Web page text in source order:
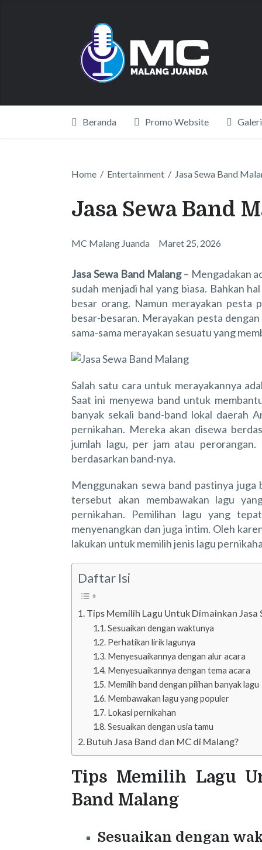
Beranda Promo Website Galeri
Home / Entertainment / Jasa Sewa Band
Jasa Sewa Band
MC Malang Juanda Maret 25, 2026
Jasa Sewa Band Malang– Mengadakan
sudah menjadi hal yang biasa. Bahkan
besar orang. Namun merayakan pesta
besar-besaran. Merayakan pesta
sama-sama merayakan sesuatu yang
Salah satu cara untuk merayakannya
Saat ini menyewa band untuk
banyak sekali band-band lokal daerah
pernikahan. Mereka akan disewa
jumlah lagu, per jam atau
berdasarkan band-nya.
Menggunakan sewa band pastinya
tersebut akan membawakan lagu
pernikahan. Pemilihan lagu yang
menyenangkan dan juga intim. Oleh
lakukan untuk memilih jenis lagu
Daftar Isi
Tips Memilih Lagu Untuk Dimainkan Jasa
Sesuaikan dengan waktunya
Perhatikan lirik lagunya
Menyesuaikannya dengan alur acara
Menyesuaikannya dengan tema acara
Memilih band dengan pilihan banyak lagu
Membawakan lagu yang populer
Lokasi pernikahan
Sesuaikan dengan usia tamu
Butuh Jasa Band dan MC di Malang?
Tips Memilih Lagu
Band Malang
Sesuaikan dengan